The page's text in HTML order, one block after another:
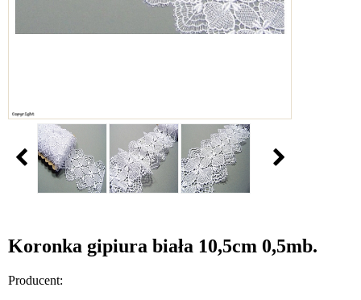
Koronka gipiura biała 10,5cm 0,5mb.
Producent: